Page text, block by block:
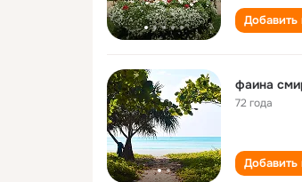
Добавить
фаина
72 года
Добавить